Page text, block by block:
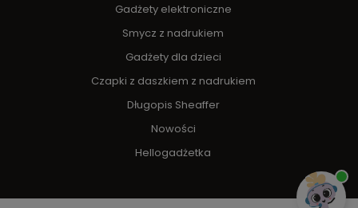
Gadżety elektroniczne
Smycz z nadrukiem
Gadżety dla dzieci
Czapki z daszkiem z nadrukiem
Długopis Sheaffer
Nowości
Hellogadżetka